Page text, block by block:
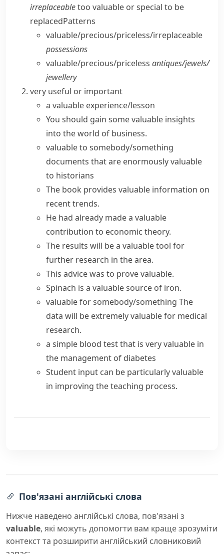
irreplaceabletoo valuable or special to be
replacedPatterns
valuable/​precious/​priceless/​irreplaceable
possessions
valuable/​precious/​priceless antiques/​jewels/​
jewellery
very useful or important
a valuable experience/lesson
You should gain somevaluable insights
into the world of business.
valuable to somebody/something
documents that are enormously valuable
to historians
The book provides valuable information on
recent trends.
He had already made a valuable
contribution to economic theory.
The results will be a valuable tool for
further research in the area.
This advice was to prove valuable.
Spinach is a valuable source of iron.
valuable for somebody/something The
data will be extremely valuable for medical
research.
a simple blood test that is very valuable in
the management of diabetes
Student input can be particularly valuable
in improving the teaching process.
Пов'язані англійські слова
Нижче наведено англійські слова, пов'язані з
valuable, які можуть допомогти вам краще зрозуміти
контекст та розширити англійський словниковий